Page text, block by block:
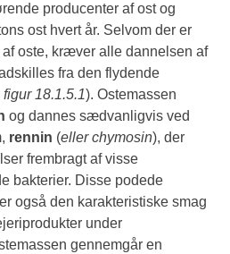
producenter af ost og
ost hvert år. Selvom der er
oste, kræver alle dannelsen af
fra den flydende
figur 18.1.5.1). Ostemassen
og dannes sædvanligvis ved
rennin (eller chymosin), der
frembragt af visse
bakterier. Disse podede
også den karakteristiske smag
under
gennemgår en